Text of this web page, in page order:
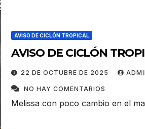
AVISO DE CICLÓN TROPICAL
AVISO DE CICLÓN
22 DE OCTUBRE DE 2025
NO HAY COMENTARIOS
Melissa con poco cambio en el